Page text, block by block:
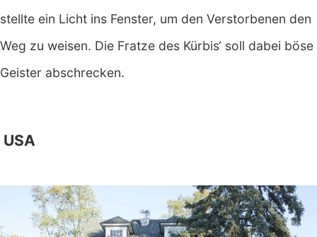
stellte ein Licht ins Fenster, um den Verstorbenen den
Weg zu weisen. Die Fratze des Kürbis‘ soll dabei böse
Geister abschrecken.
USA